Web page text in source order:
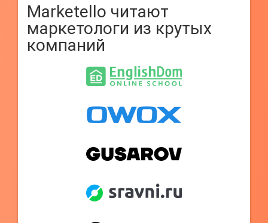
Marketello читают
маркетологи из крутых
компаний